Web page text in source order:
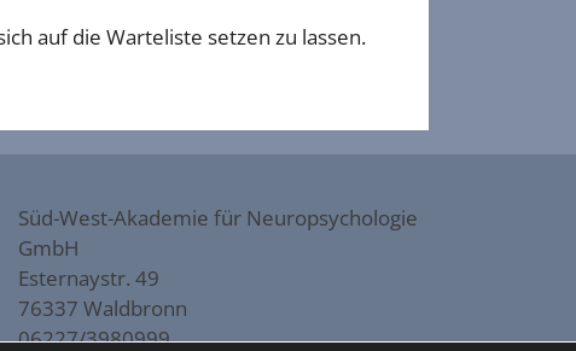
auf die Warteliste setzen zu lassen.
Süd-West-Akademie für Neuropsychologie
GmbH
Esternaystr. 49
76337 Waldbronn
06227/3980999